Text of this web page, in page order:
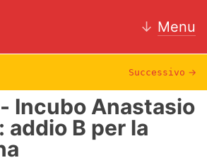
↓ Menu
Successivo →
Incubo Anastasio
addio B per la